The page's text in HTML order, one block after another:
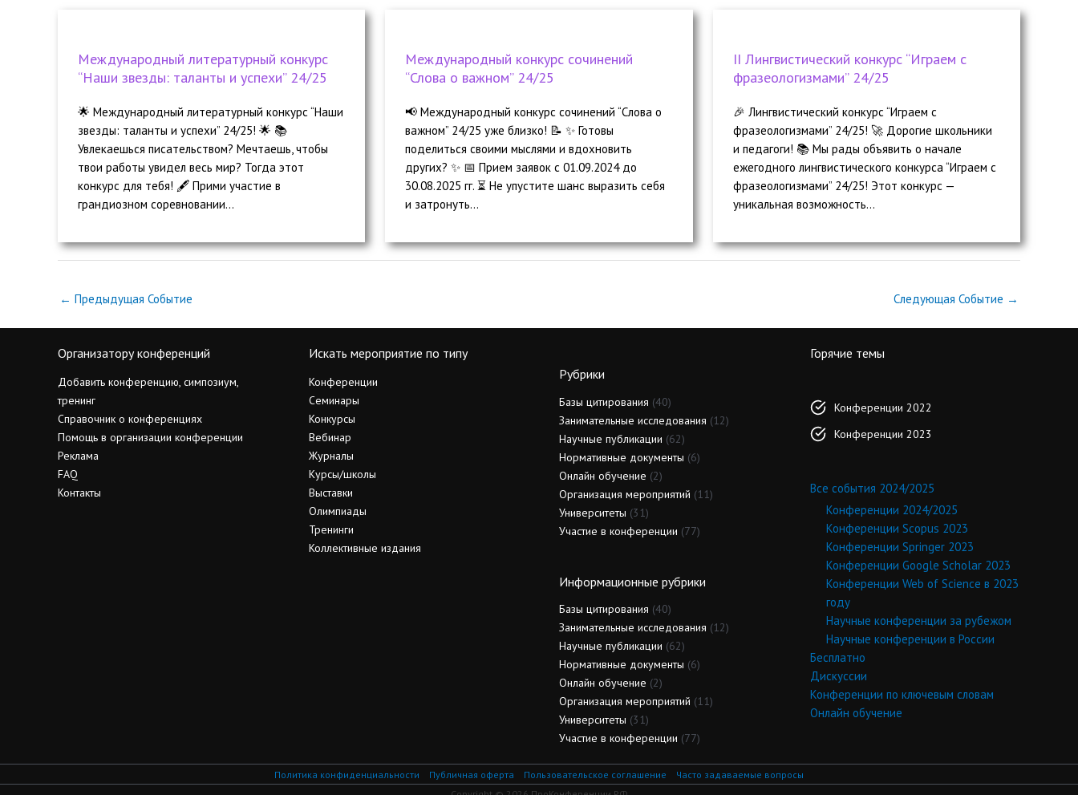
Международный литературный конкурс
“Наши звезды: таланты и успехи” 24/25
🌟 Международный литературный конкурс “Наши
звезды: таланты и успехи” 24/25! 🌟 📚
Увлекаешься писательством? Мечтаешь, чтобы
твои работы увидел весь мир? Тогда этот
конкурс для тебя! 🖋️ Прими участие в
грандиозном соревновании...
Международный конкурс сочинений
“Слова о важном” 24/25
📢 Международный конкурс сочинений “Слова о
важном” 24/25 уже близко! 📝 ✨ Готовы
поделиться своими мыслями и вдохновить
других? ✨ 📅 Прием заявок с 01.09.2024 до
30.08.2025 гг. ⏳ Не упустите шанс выразить себя
и затронуть...
II Лингвистический конкурс “Играем с
фразеологизмами” 24/25
🎉 Лингвистический конкурс “Играем с
фразеологизмами” 24/25! 🚀 Дорогие школьники
и педагоги! 📚 Мы рады объявить о начале
ежегодного лингвистического конкурса “Играем с
фразеологизмами” 24/25! Этот конкурс —
уникальная возможность...
← Предыдущая Событие Следующая Событие →
Организатору конференций
Добавить конференцию, симпозиум,
тренинг
Справочник о конференциях
Помощь в организации конференции
Реклама
FAQ
Контакты
Искать мероприятие по типу
Конференции
Семинары
Конкурсы
Вебинар
Журналы
Курсы/школы
Выставки
Олимпиады
Тренинги
Коллективные издания
Рубрики
Базы цитирования (40)
Занимательные исследования (12)
Научные публикации (62)
Нормативные документы (6)
Онлайн обучение (2)
Организация мероприятий (11)
Университеты (31)
Участие в конференции (77)
Информационные рубрики
Базы цитирования (40)
Занимательные исследования (12)
Научные публикации (62)
Нормативные документы (6)
Онлайн обучение (2)
Организация мероприятий (11)
Университеты (31)
Участие в конференции (77)
Горячие темы
Конференции 2022
Конференции 2023
Все события 2024/2025
Конференции 2024/2025
Конференции Scopus 2023
Конференции Springer 2023
Конференции Google Scholar 2023
Конференции Web of Science в 2023
году
Научные конференции за рубежом
Научные конференции в России
Бесплатно
Дискуссии
Конференции по ключевым словам
Онлайн обучение
Политика конфиденциальности Публичная оферта Пользовательское соглашение
Часто задаваемые вопросы